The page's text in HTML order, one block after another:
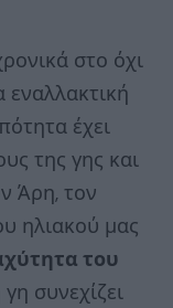
στο όχι
εναλλακτική
έχει
της γης και
Άρη, τον
ηλιακού μας
του
συνεχίζει